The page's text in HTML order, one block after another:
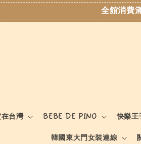
全館消費
台灣 BEBE DE PINO 快樂
韓國東大門女裝連線